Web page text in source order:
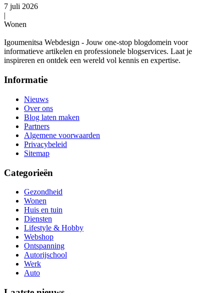
7 juli 2026
|
Wonen
Igoumenitsa Webdesign - Jouw one-stop blogdomein voor
informatieve artikelen en professionele blogservices. Laat je
inspireren en ontdek een wereld vol kennis en expertise.
Informatie
Nieuws
Over ons
Blog laten maken
Partners
Algemene voorwaarden
Privacybeleid
Sitemap
Categorieën
Gezondheid
Wonen
Huis en tuin
Diensten
Lifestyle & Hobby
Webshop
Ontspanning
Autorijschool
Werk
Auto